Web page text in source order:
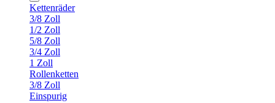
Kettenräder
3/8 Zoll
1/2 Zoll
5/8 Zoll
3/4 Zoll
1 Zoll
Rollenketten
3/8 Zoll
Einspurig